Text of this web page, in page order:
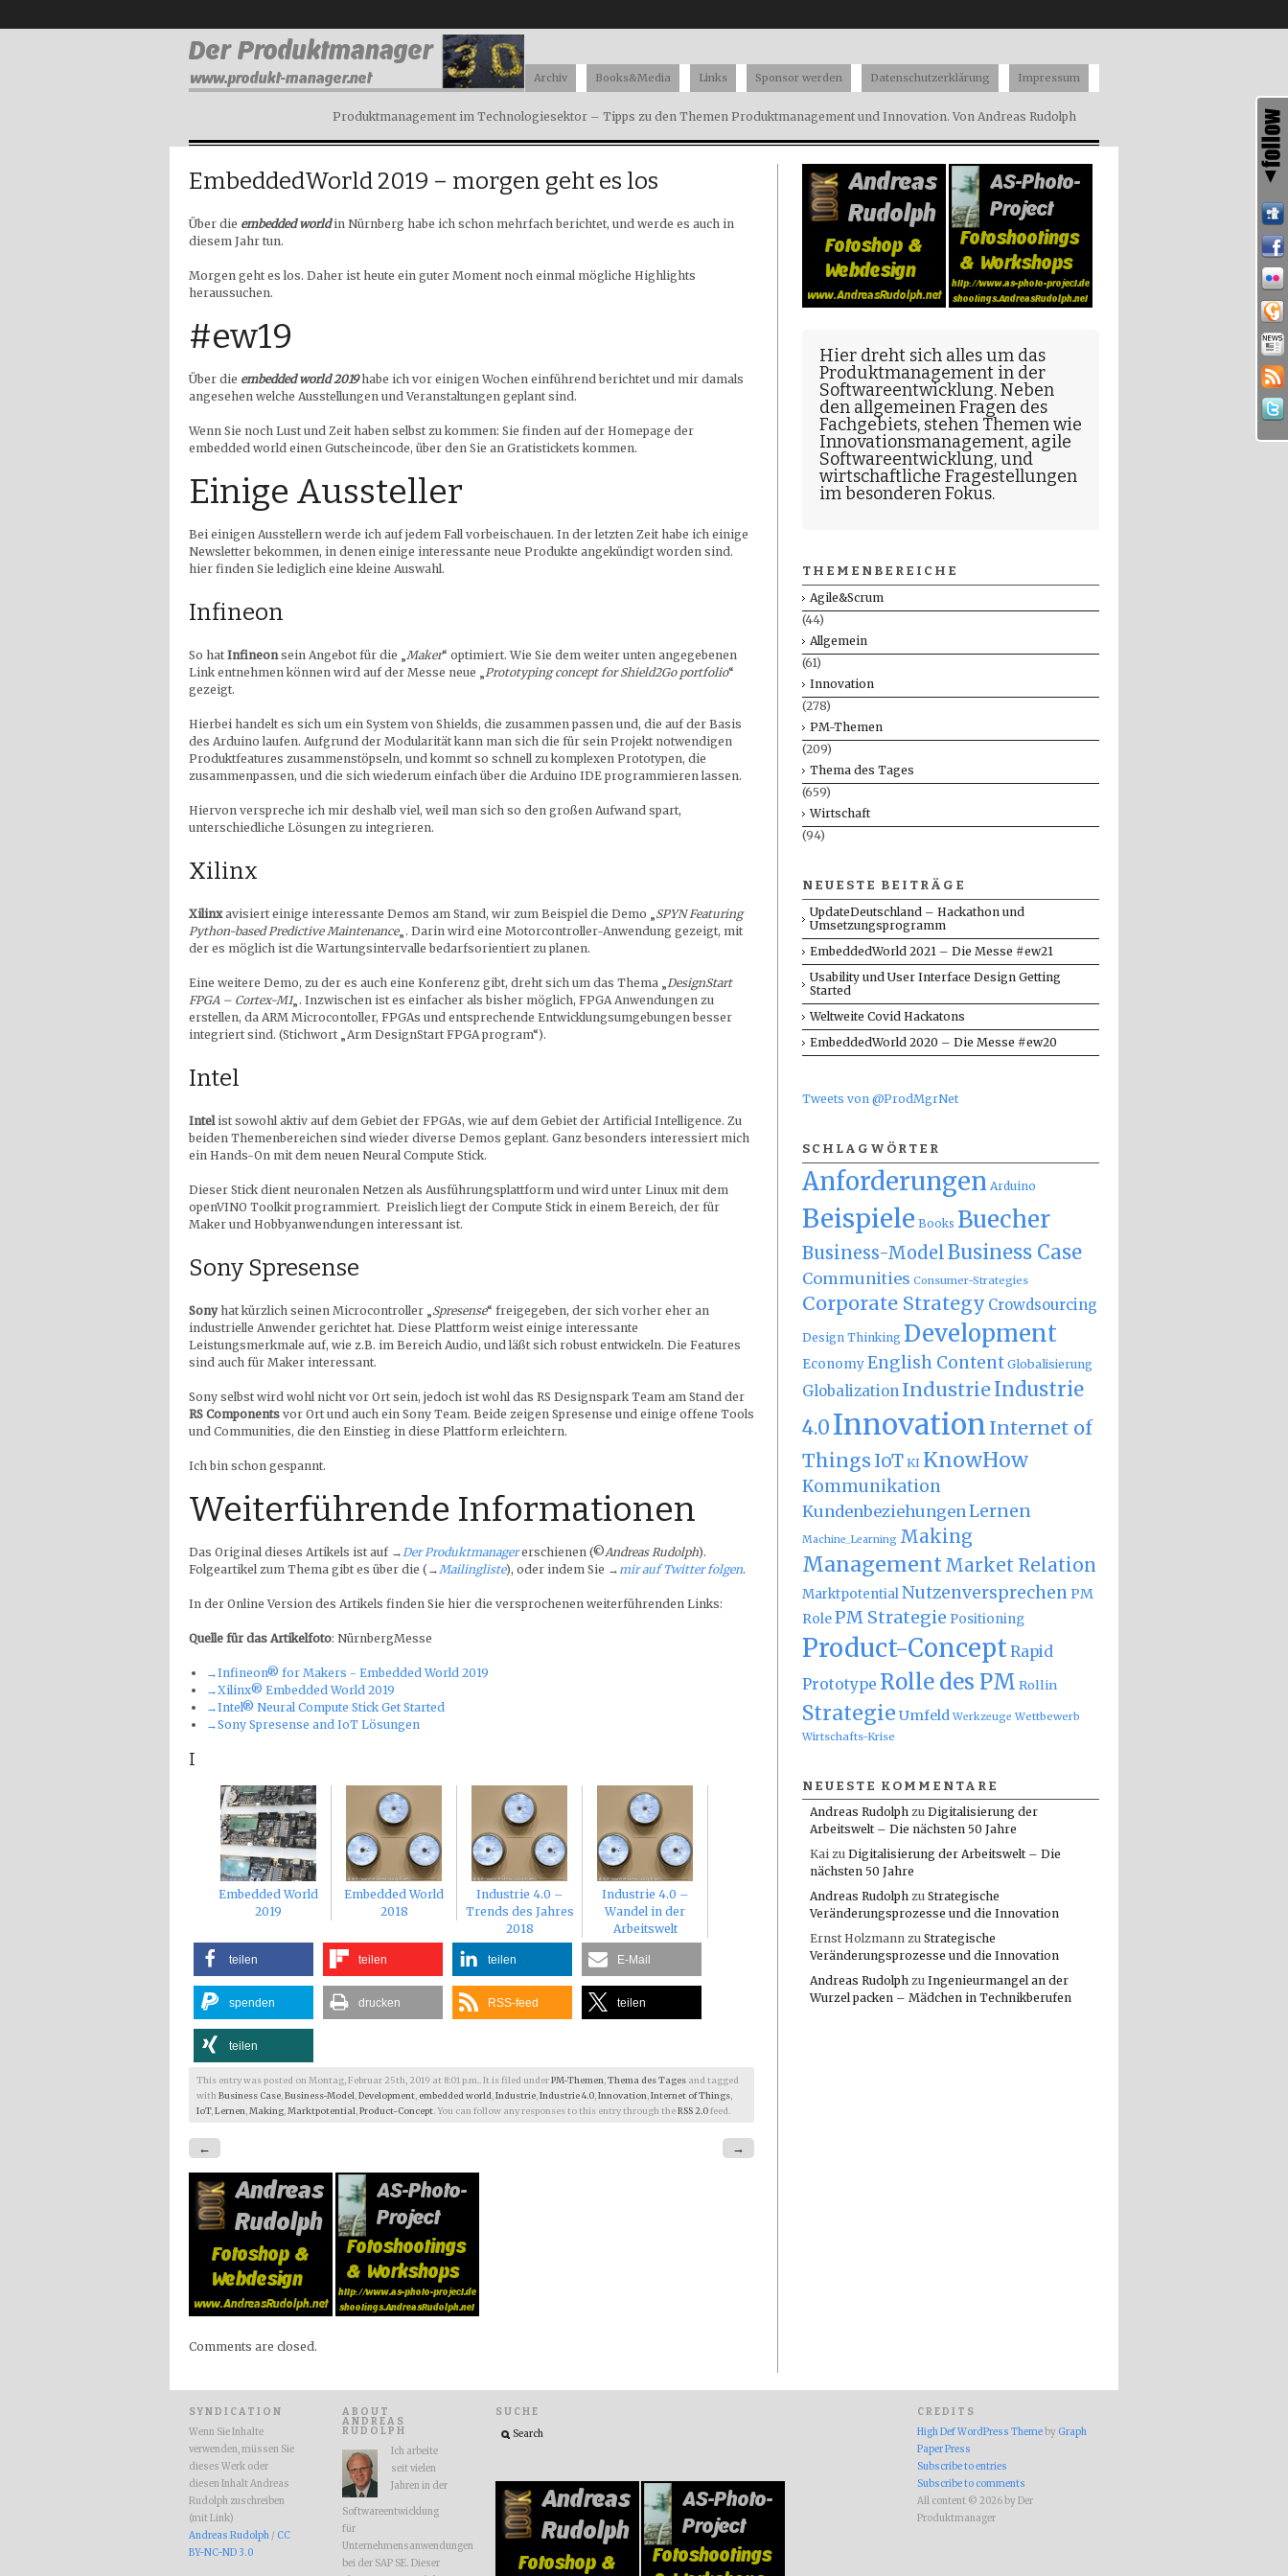
Produktmanagement im Technologiesektor – Tipps zu den Themen Produktmanagement und Innovation. Von Andreas Rudolph
Archiv Books&Media Links Sponsor werden Datenschutzerklärung Impressum
EmbeddedWorld 2019 – morgen geht es los
Über die embedded worldin Nürnberg habe ich schon mehrfach berichtet, und werde es auch in
diesem Jahr tun.
Morgen geht es los. Daher ist heute ein guter Moment noch einmal mögliche Highlights
heraussuchen.
#ew19
Über die embedded world 2019habe ich vor einigen Wochen einführend berichtet und mir damals
angesehen welche Ausstellungen und Veranstaltungen geplant sind.
Wenn Sie noch Lust und Zeit haben selbst zu kommen: Sie finden auf der Homepage der
embedded world einen Gutscheincode, über den Sie an Gratistickets kommen.
Einige Aussteller
Bei einigen Ausstellern werde ich auf jedem Fall vorbeischauen. In der letzten Zeit habe ich einige
Newsletter bekommen, in denen einige interessante neue Produkte angekündigt worden sind.
hier finden Sie lediglich eine kleine Auswahl.
Infineon
So hat Infineon sein Angebot für die „ Maker“ optimiert. Wie Sie dem weiter unten angegebenen
Link entnehmen können wird auf der Messe neue „ Prototyping concept for Shield2Go portfolio“
gezeigt.
Hierbei handelt es sich um ein System von Shields, die zusammen passen und, die auf der Basis
des Arduino laufen. Aufgrund der Modularität kann man sich die für sein Projekt notwendigen
Produktfeatures zusammenstöpseln, und kommt so schnell zu komplexen Prototypen, die
zusammenpassen, und die sich wiederum einfach über die Arduino IDE programmieren lassen.
Hiervon verspreche ich mir deshalb viel, weil man sich so den großen Aufwand spart,
unterschiedliche Lösungen zu integrieren.
Xilinx
Xilinxavisiert einige interessante Demos am Stand, wir zum Beispiel die Demo „ SPYN Featuring
Python-based Predictive Maintenance„. Darin wird eine Motorcontroller-Anwendung gezeigt, mit
der es möglich ist die Wartungsintervalle bedarfsorientiert zu planen.
Eine weitere Demo, zu der es auch eine Konferenz gibt, dreht sich um das Thema „ DesignStart
FPGA – Cortex-M1„. Inzwischen ist es einfacher als bisher möglich, FPGA Anwendungen zu
erstellen, da ARM Microcontoller, FPGAs und entsprechende Entwicklungsumgebungen besser
integriert sind. (Stichwort „Arm DesignStart FPGA program“).
Intel
Intel ist sowohl aktiv auf dem Gebiet der FPGAs, wie auf dem Gebiet der Artificial Intelligence. Zu
beiden Themenbereichen sind wieder diverse Demos geplant. Ganz besonders interessiert mich
ein Hands-On mit dem neuen Neural Compute Stick.
Dieser Stick dient neuronalen Netzen als Ausführungsplattform und wird unter Linux mit dem
openVINO Toolkit programmiert. Preislich liegt der Compute Stick in einem Bereich, der für
Maker und Hobbyanwendungen interessant ist.
Sony Spresense
Sonyhat kürzlich seinen Microcontroller „ Spresense“ freigegeben, der sich vorher eher an
industrielle Anwender gerichtet hat. Diese Plattform weist einige interessante
Leistungsmerkmale auf, wie z.B. im Bereich Audio, und läßt sich robust entwickeln. Die Features
sind auch für Maker interessant.
Sony selbst wird wohl nicht vor Ort sein, jedoch ist wohl das RS Designspark Team am Stand der
RS Components vor Ort und auch ein Sony Team. Beide zeigen Spresense und einige offene Tools
und Communities, die den Einstieg in diese Plattform erleichtern.
Ich bin schon gespannt.
Weiterführende Informationen
Das Original dieses Artikels ist auf → Der Produktmanagererschienen (©Andreas Rudolph).
Folgeartikel zum Thema gibt es über die (→ Mailingliste), oder indem Sie → mir auf Twitter folgen.
In der Online Version des Artikels finden Sie hier die versprochenen weiterführenden Links:
Quelle für das Artikelfoto: NürnbergMesse
→Infineon® for Makers - Embedded World 2019
→Xilinx® Embedded World 2019
→Intel® Neural Compute Stick ​Get Started
→Sony Spresense and IoT Lösungen
I
Embedded World
2019
Embedded World
2018
Industrie 4.0 –
Trends des Jahres
2018
Industrie 4.0 –
Wandel in der
Arbeitswelt
teilen teilen teilen E-Mail
spenden drucken RSS-feed teilen
teilen
This entry was posted on Montag, Februar 25th, 2019 at 8:01 p.m.. It is filed underPM-Themen,Thema des Tages and tagged
with Business Case,Business-Model,Development, embedded world,Industrie,Industrie 4.0,Innovation,Internet of Things,
IoT,Lernen,Making,Marktpotential,Product-Concept. You can follow any responses to this entry through theRSS 2.0feed.
← →
Comments are closed.
Hier dreht sich alles um das
Produktmanagement in der
Softwareentwicklung. Neben
den allgemeinen Fragen des
Fachgebiets, stehen Themen wie
Innovationsmanagement, agile
Softwareentwicklung, und
wirtschaftliche Fragestellungen
im besonderen Fokus.
THEMENBEREICHE
Agile&Scrum
(44)
Allgemein
(61)
Innovation
(278)
PM-Themen
(209)
Thema des Tages
(659)
Wirtschaft
(94)
NEUESTE BEITRÄGE
UpdateDeutschland – Hackathon und
Umsetzungsprogramm
EmbeddedWorld 2021 – Die Messe #ew21
Usability und User Interface Design Getting
Started
Weltweite Covid Hackatons
EmbeddedWorld 2020 – Die Messe #ew20
Tweets von @ProdMgrNet
SCHLAGWÖRTER
Anforderungen Arduino
Beispiele Books Buecher
Business-Model Business Case
Communities Consumer-Strategies
Corporate Strategy Crowdsourcing
Design Thinking Development
EconomyEnglish Content Globalisierung
Globalization IndustrieIndustrie
4.0Innovation Internet of
ThingsIoT KI KnowHow
Kommunikation
Kundenbeziehungen Lernen
Machine_Learning Making
Management Market Relation
MarktpotentialNutzenversprechen PM
RolePM Strategie Positioning
Product-ConceptRapid
Prototype Rolle des PM Rollin
Strategie Umfeld Werkzeuge Wettbewerb
Wirtschafts-Krise
NEUESTE KOMMENTARE
Andreas Rudolph zu Digitalisierung der
Arbeitswelt – Die nächsten 50 Jahre
Kai zu Digitalisierung der Arbeitswelt – Die
nächsten 50 Jahre
Andreas Rudolph zu Strategische
Veränderungsprozesse und die Innovation
Ernst Holzmann zu Strategische
Veränderungsprozesse und die Innovation
Andreas Rudolph zu Ingenieurmangel an der
Wurzel packen – Mädchen in Technikberufen
SYNDICATION
Wenn Sie Inhalte
verwenden, müssen Sie
dieses Werk oder
diesen Inhalt Andreas
Rudolph zuschreiben
(mit Link)
Andreas Rudolph / CC
BY-NC-ND 3.0
ABOUT
ANDREAS
RUDOLPH
Ich arbeite
seit vielen
Jahren in der
Softwareentwicklung
für
Unternehmensanwendungen
bei der SAP SE. Dieser
SUCHE CREDITS
High Def WordPress Theme by Graph
Paper Press
Subscribe to entries
Subscribe to comments
All content © 2026 by Der
Produktmanager